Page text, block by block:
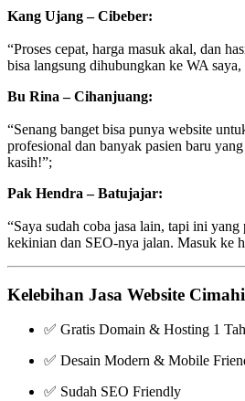
Kang Ujang – Cibeber:
“Proses cepat, harga masuk akal, dan
bisa langsung dihubungkan ke WA saya,
Bu Rina – Cihanjuang:
“Senang banget bisa punya website
profesional dan banyak pasien baru
kasih!”;
Pak Hendra – Batujajar:
“Saya sudah coba jasa lain, tapi ini
kekinian dan SEO-nya jalan. Masuk ke
Kelebihan Jasa Website Cimahi
✅ Gratis Domain & Hosting 1
✅ Desain Modern & Mobile
✅ Sudah SEO Friendly